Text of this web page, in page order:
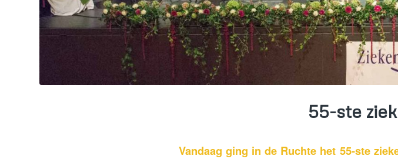
55-ste
Vandaag ging in de Ruchte het 55-ste